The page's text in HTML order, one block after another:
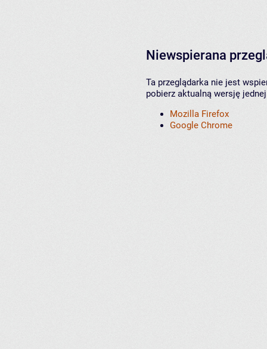
Niewspierana
Ta przeglądarka nie jest
pobierz aktualną wersję
Mozilla Firefox
Google Chrome